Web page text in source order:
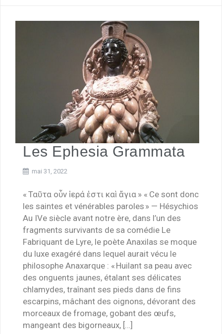
Les Ephesia Grammata
mai 31, 2022
« Ταῦτα οὖν ἱερά ἐστι καὶ ἅγια » « Ce sont donc
les saintes et vénérables paroles » — Hésychios
Au IVe siècle avant notre ère, dans l’un des
fragments survivants de sa comédie Le
Fabriquant de Lyre, le poète Anaxilas se moque
du luxe exagéré dans lequel aurait vécu le
philosophe Anaxarque : « Huilant sa peau avec
des onguents jaunes, étalant ses délicates
chlamydes, traînant ses pieds dans de fins
escarpins, mâchant des oignons, dévorant des
morceaux de fromage, gobant des œufs,
mangeant des bigorneaux, […]